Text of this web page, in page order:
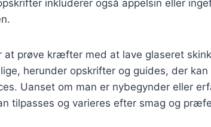
inkluderer også appelsin eller
at prøve kræfter med at lave glaseret
herunder opskrifter og guides, der
Uanset om man er nybegynder eller
tilpasses og varieres efter smag og